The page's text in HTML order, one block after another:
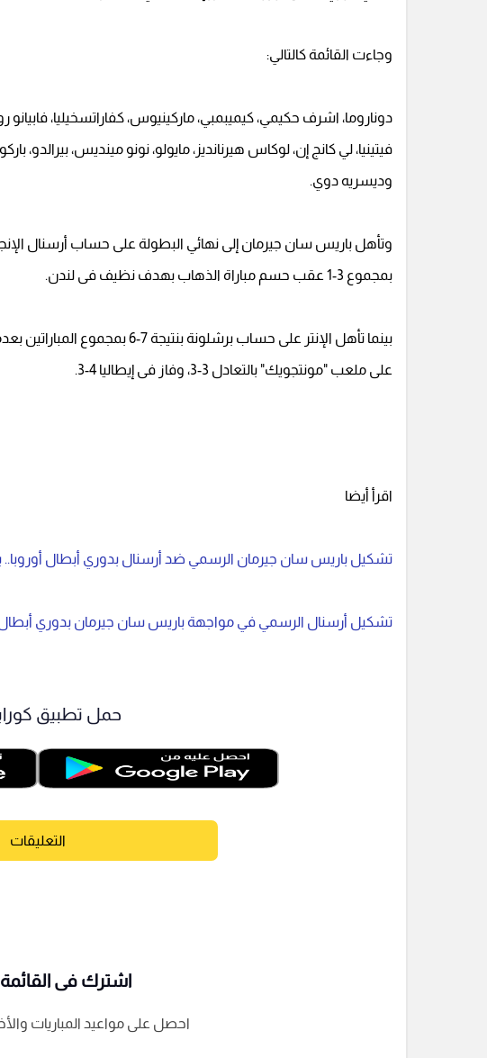
وجاءت القائمة كالتالي:
دوناروما، اشرف حكيمي، كيميبمبي، ماركينيوس، كفاراتسخيليا،
فيتينيا، لي كانج إن، لوكاس هيرنانديز، مايولو، نونو مينديس، بيرالدو،
وديسريه دوي.
بمجموع 3-1 عقب حسم مباراة الذهاب بهدف نظيف فى لندن.
بينما تأهل الإنتر على حساب
على ملعب "مونتجويك" بالتعادل 3-3، وفاز فى إيطاليا 4-3.
اقرأ أيضا
تشكيل باريس سان جيرمان الرسمي ضد أرسنال بدوري أبطال
تشكيل أرسنال الرسمي في مواجهة باريس سان جيرمان بدوري أبطال
حمل تطبيق
التعليقات
اشترك فى القائمة
احصل على مواعيد المباريات